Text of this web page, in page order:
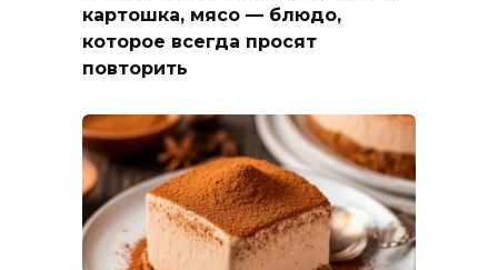
картошка, мясо — блюдо,
которое всегда просят
повторить